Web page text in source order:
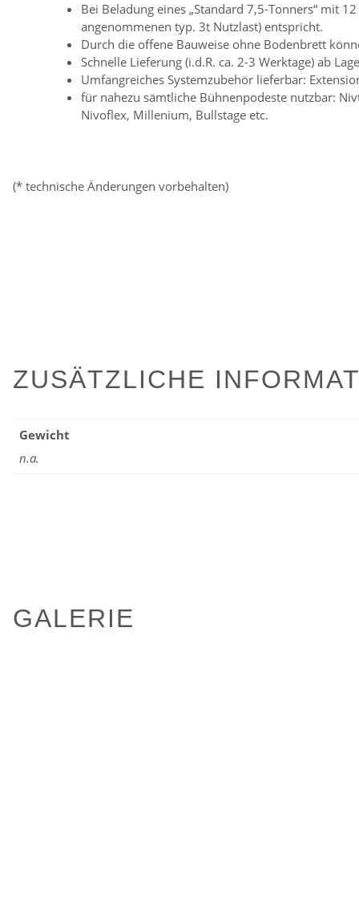
Bei Beladung eines „Standard 7,5-Tonners“ mit
angenommenen typ. 3t Nutzlast) entspricht.
Durch die offene Bauweise ohne Bodenbrett
Schnelle Lieferung (i.d.R. ca. 2-3 Werktage) ab
Umfangreiches Systemzubehör lieferbar:
für nahezu sämtliche Bühnenpodeste nutzbar:
Nivoflex, Millenium, Bullstage etc.
(* technische Änderungen vorbehalten)
ZUSÄTZLICHE
Gewicht
n.a.
GALERIE